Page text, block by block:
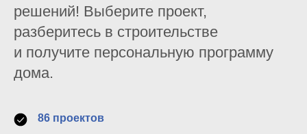
решений! Выберите проект,
разберитесь в строительстве
и получите персональную программу
дома.
86 проектов